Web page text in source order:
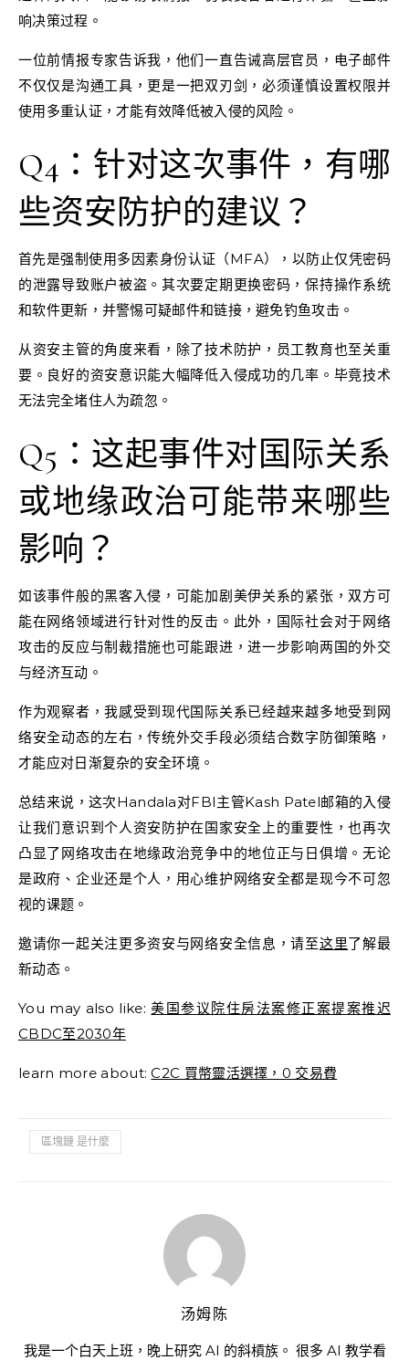
响决策过程。
一位前情报专家告诉我，他们一直告诫高层官员，电子邮件
不仅仅是沟通工具，更是一把双刃剑，必须谨慎设置权限并
使用多重认证，才能有效降低被入侵的风险。
Q4：针对这次事件，有哪
些资安防护的建议？
首先是强制使用多因素身份认证（MFA），以防止仅凭密码
的泄露导致账户被盗。其次要定期更换密码，保持操作系统
和软件更新，并警惕可疑邮件和链接，避免钓鱼攻击。
从资安主管的角度来看，除了技术防护，员工教育也至关重
要。良好的资安意识能大幅降低入侵成功的几率。毕竟技术
无法完全堵住人为疏忽。
Q5：这起事件对国际关系
或地缘政治可能带来哪些
影响？
如该事件般的黑客入侵，可能加剧美伊关系的紧张，双方可
能在网络领域进行针对性的反击。此外，国际社会对于网络
攻击的反应与制裁措施也可能跟进，进一步影响两国的外交
与经济互动。
作为观察者，我感受到现代国际关系已经越来越多地受到网
络安全动态的左右，传统外交手段必须结合数字防御策略，
才能应对日渐复杂的安全环境。
总结来说，这次Handala对FBI主管Kash Patel邮箱的入侵
让我们意识到个人资安防护在国家安全上的重要性，也再次
凸显了网络攻击在地缘政治竞争中的地位正与日俱增。无论
是政府、企业还是个人，用心维护网络安全都是现今不可忽
视的课题。
邀请你一起关注更多资安与网络安全信息，请至这里了解最
新动态。
You may also like:美国参议院住房法案修正案提案推迟
CBDC至2030年
learn more about:C2C 買幣靈活選擇，0 交易費
區塊鏈 是什麼
汤姆陈
我是一个白天上班，晚上研究 AI 的斜槓族。 很多 AI 教学看